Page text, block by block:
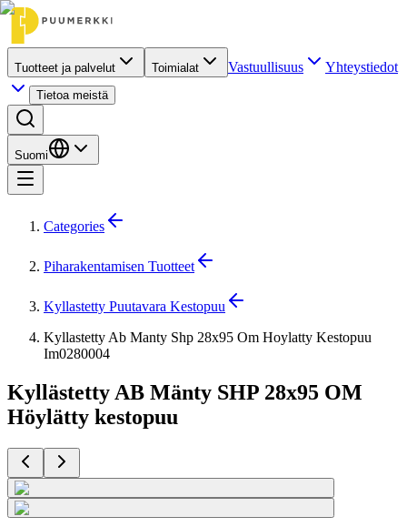
Tuotteet ja palvelut Toimialat Vastuullisuus Yhteystiedot
Tietoa meistä
Suomi
Categories
Piharakentamisen Tuotteet
Kyllastetty Puutavara Kestopuu
Kyllastetty Ab Manty Shp 28x95 Om Hoylatty Kestopuu
Im0280004
Kyllästetty AB Mänty SHP 28x95 OM
Höylätty kestopuu